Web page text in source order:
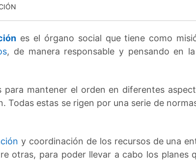
es el órgano social que tiene como
, de manera responsable y pensando en
mantener el orden en diferentes
Todas estas se rigen por una serie de
y coordinación de los recursos de una
otras, para poder llevar a cabo los planes